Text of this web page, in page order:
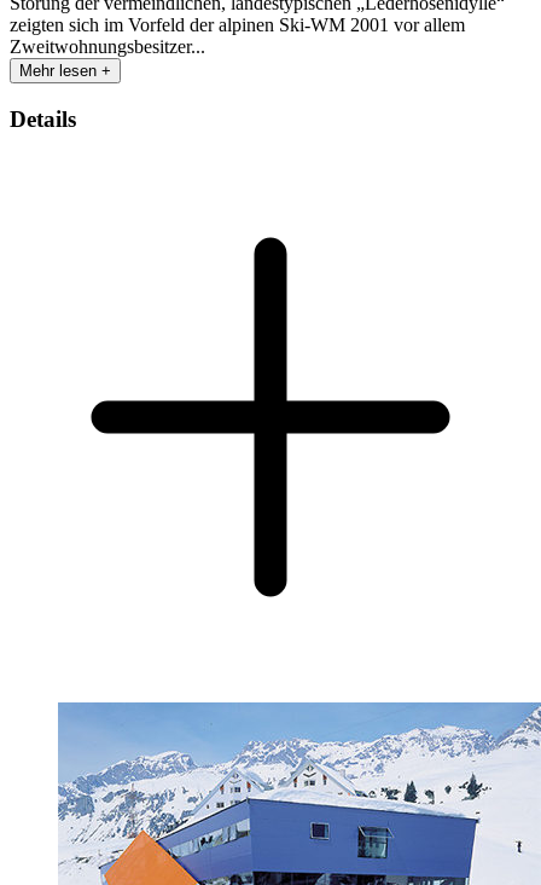
zeigten sich im Vorfeld der alpinen Ski-WM 2001 vor allem
Zweitwohnungsbesitzer...
Mehr lesen +
Details